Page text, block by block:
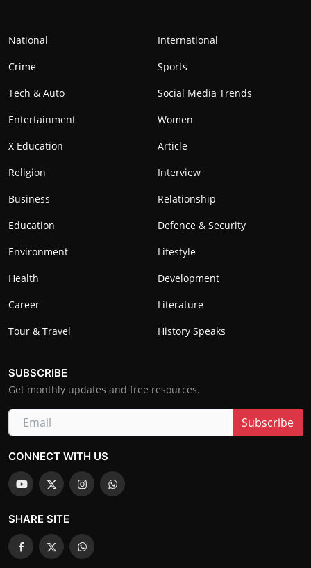
National
International
Crime
Sports
Tech & Auto
Social Media Trends
Entertainment
Women
X Education
Article
Religion
Interview
Business
Relationship
Education
Defence & Security
Environment
Lifestyle
Health
Development
Career
Literature
Tour & Travel
History Speaks
SUBSCRIBE
Get monthly updates and free resources.
Subscribe
CONNECT WITH US
SHARE SITE